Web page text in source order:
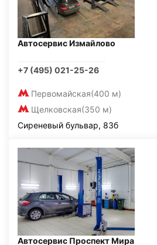
Автосервис Измайлово
+7 (495) 021-25-26
Первомайская(400 м)
Щелковская(350 м)
Сиреневый бульвар, 83б
Автосервис Проспект Мира